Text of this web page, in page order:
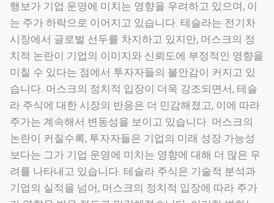
행보가 기업 운영에 미치는 영향을 우려하고 있으며, 이
는 주가 하락으로 이어지고 있습니다. 테슬라는 전기차
시장에서 글로벌 선두를 차지하고 있지만, 머스크의 정
치적 논란이 기업의 이미지와 신뢰도에 부정적인 영향을
미칠 수 있다는 점에서 투자자들의 불안감이 커지고 있
습니다. 머스크의 정치적 입장이 더욱 강조되면서, 테슬
라 주식에 대한 시장의 반응은 더 민감해졌고, 이에 따라
주가는 계속해서 변동성을 보이고 있습니다. 머스크의
논란이 커질수록, 투자자들은 기업의 미래 성장 가능성
보다는 그가 기업 운영에 미치는 영향에 대해 더 많은 우
려를 나타내고 있습니다. 테슬라 주식은 기술적 분석과
기업의 실적을 넘어, 머스크의 정치적 입장에 따라 주가